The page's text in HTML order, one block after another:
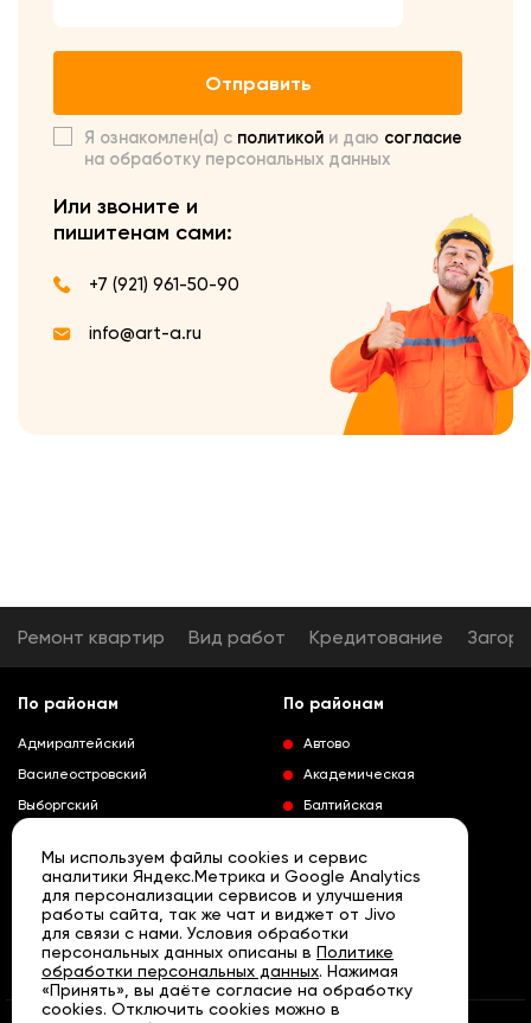
Отправить
Я ознакомлен(а) с политикой и даю согласие
на обработку персональных данных
Или звоните и
пишитенам сами:
+7 (921) 961-50-90
info@art-a.ru
Ремонт квартир Вид работ Кредитование
По районам
Адмиралтейский
Василеостровский
Выборгский
Колпинский
Красногвардейский
Краносельский
Кронштадтский
Курортный
Развернуть
По районам
Автово
Академическая
Балтийская
Выборгская
Гражданский проспект
Девяткино
Кировский завод
Ленинский проспект
Мы используем файлы cookies и сервис
аналитики Яндекс.Метрика и Google Analytics
для персонализации сервисов и улучшения
работы сайта, так же чат и виджет от Jivo
для связи с нами. Условия обработки
персональных данных описаны в Политике
обработки персональных данных. Нажимая
«Принять», вы даёте согласие на обработку
cookies. Отключить cookies можно в